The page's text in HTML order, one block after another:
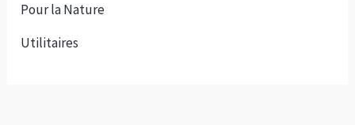
Pour la Nature
Utilitaires